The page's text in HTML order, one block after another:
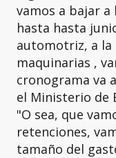
vamos a bajar
hasta hasta
automotriz, a
maquinarias ,
cronograma va
el Ministerio de
"O sea, que
retenciones,
tamaño del